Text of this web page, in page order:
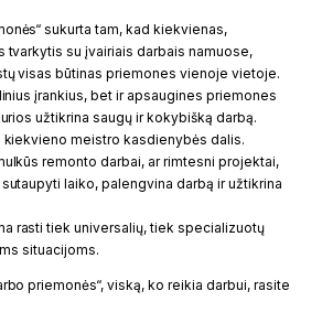
sukurta tam, kad kiekvienas,
tvarkytis su įvairiais darbais namuose,
visas būtinas priemones vienoje vietoje.
įrankius, bet ir apsaugines priemones
užtikrina saugų ir kokybišką darbą.
kiekvieno meistro kasdienybės dalis.
remonto darbai, ar rimtesni projektai,
laiko, palengvina darbą ir užtikrina
rasti tiek universalių, tiek specializuotų
situacijoms.
priemonės“, viską, ko reikia darbui, rasite